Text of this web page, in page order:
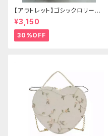
【アウトレット】ゴシックロリータ
ゴールドクラウン＆ホーン(ヴェ
ール付き)
¥3,150
30%OFF